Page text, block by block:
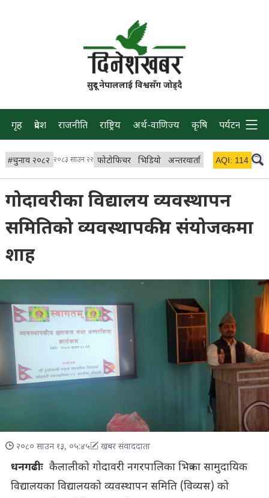
सुदूर नेपाललाई विश्वसँग जोड्दै
गृह प्रदेश राजनीति राष्ट्रिय अर्थ-वाणिज्य कृषि पर्यटन प्रवास
#चुनाव २०८२ २०८३ साउन २२ फोटोफिचर भिडियो अन्तरवार्ता विचार/ब्लग
AQI: 114
गोदावरीका विद्यालय व्यवस्थापन
समितिको व्यवस्थापकीय संयोजकमा
शाह
२०८० साउन १३, ०५:४५ खबर संवाददाता
धनगढीःकैलालीको गोदावरी नगरपालिका भित्रका सामुदायिक
विद्यालयका विद्यालयको व्यवस्थापन समिति (विव्यस) को